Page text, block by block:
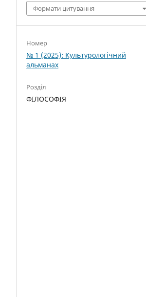
Формати цитування
Номер
№ 1 (2025): Культурологічний
альманах
Розділ
ФІЛОСОФІЯ